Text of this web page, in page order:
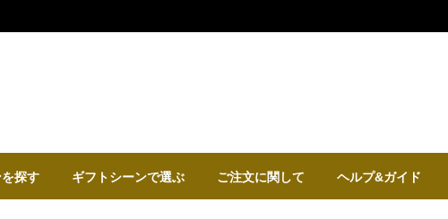
探す ギフトシーンで選ぶ ご注文に関して ヘルプ&ガイド